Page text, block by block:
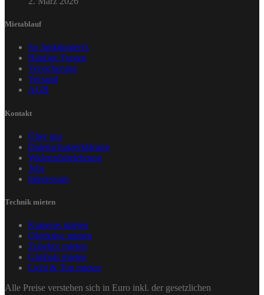
Mietablauf
So funktioniert's
Häufige Fragen
Versicherung
Versand
AGB
Kontakt
Über uns
Datenschutzerklärung
Widerrufsbelehrung
Jobs
Impressum
Technik mieten
Kameras mieten
Objektive mieten
Zubehör mieten
Gimbals mieten
Licht & Ton mieten
Alle Preise verstehen sich in Euro inkl. der gesetzlichen